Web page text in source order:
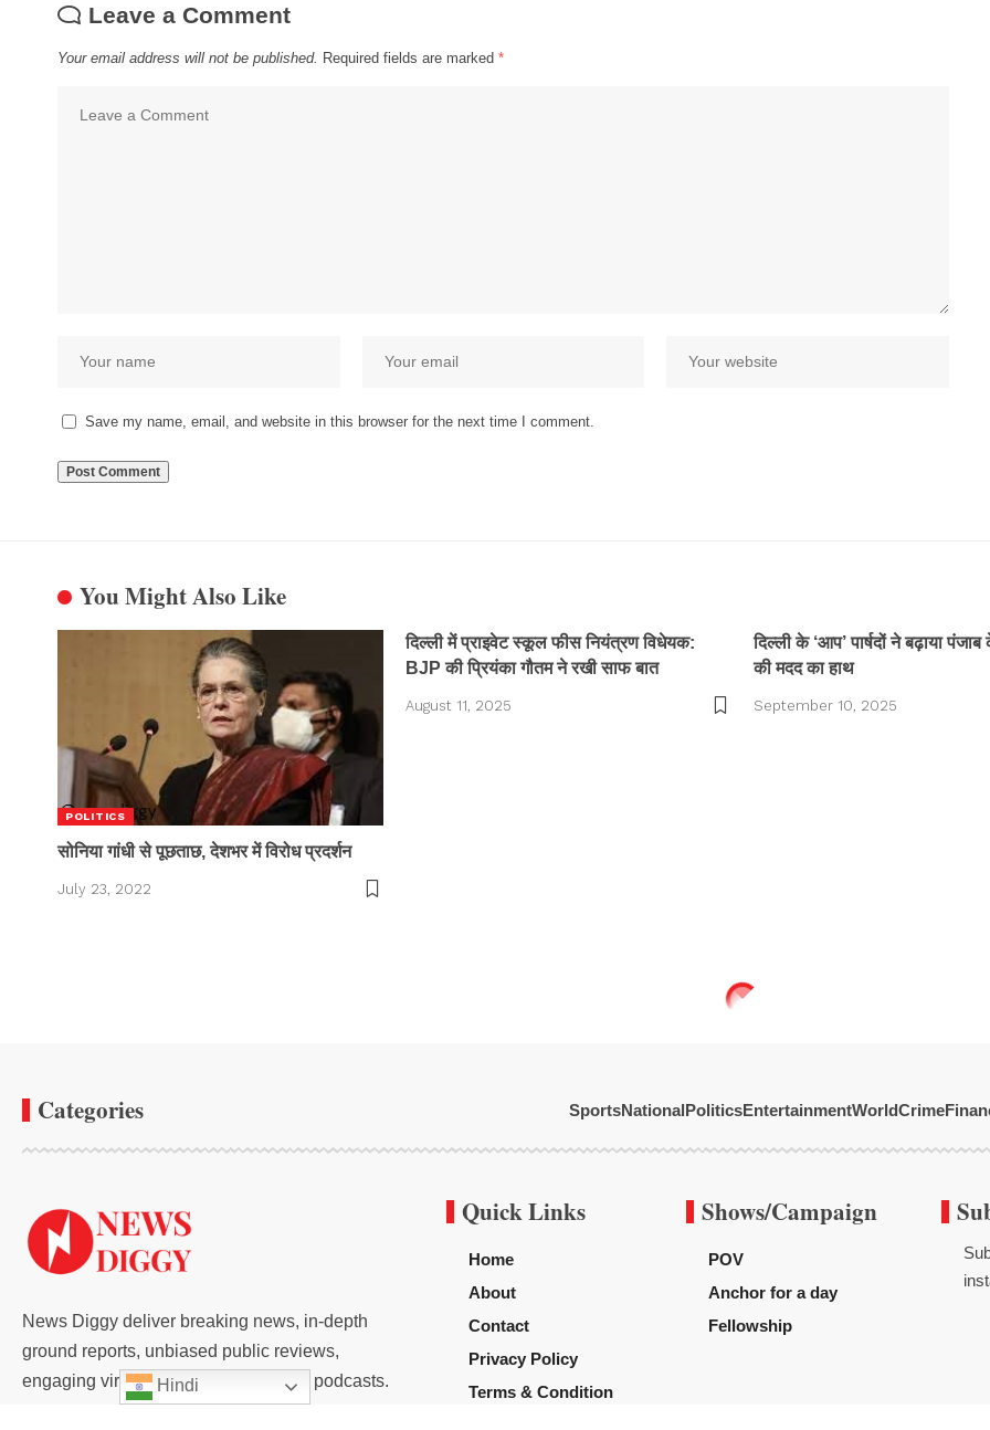
Leave a Comment
Your email address will not be published. Required fields are marked *
Save my name, email, and website in this browser for the next time I comment.
You Might Also Like
POLITICS
सोनिया गांधी से पूछताछ, देशभर में विरोध प्रदर्शन
July 23, 2022
दिल्ली में प्राइवेट स्कूल फीस नियंत्रण विधेयक:
BJP की प्रियंका गौतम ने रखी साफ बात
August 11, 2025
दिल्ली के ‘आप’ पार्षदों ने बढ़ाया पंजाब
की मदद का हाथ
September 10, 2025
Categories SportsNationalPoliticsEntertainmentWorldCrime
News Diggy deliver breaking news, in-depth
ground reports, unbiased public reviews,
engaging viral content, and insightful podcasts.
Quick Links
Home
About
Contact
Privacy Policy
Terms & Condition
Shows/Campaign
POV
Anchor for a day
Fellowship
Hindi